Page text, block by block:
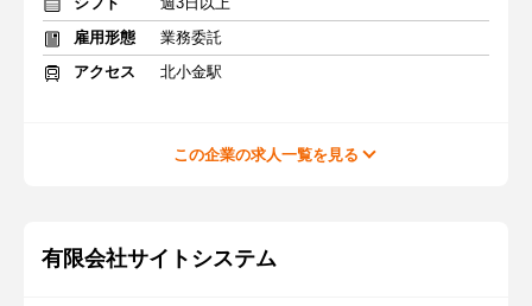
雇用形態
業務委託
アクセス
北小金駅
この企業の求人一覧を見る
有限会社サイトシステム